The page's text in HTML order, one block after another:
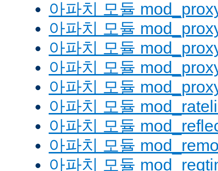
아파치 모듈
아파치 모듈
아파치 모듈
아파치 모듈
아파치 모듈
아파치 모듈
아파치 모듈
아파치 모듈
아파치 모듈